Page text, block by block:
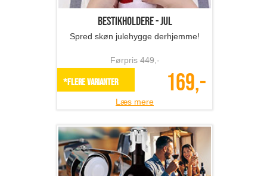
Bestikholdere - jul
Spred skøn julehygge derhjemme!
Førpris449,-
*Flere varianter 169,-
Læs mere